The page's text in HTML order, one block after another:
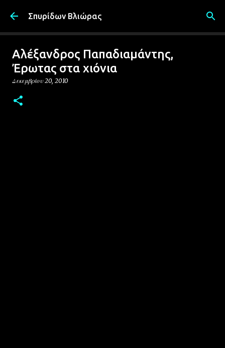
Μετάβαση στο κύριο περιεχόμενο
Σπυρίδων Βλιώρας
Αλέξανδρος Παπαδιαμάντης,
Έρωτας στα χιόνια
Δεκεμβρίου 20, 2010